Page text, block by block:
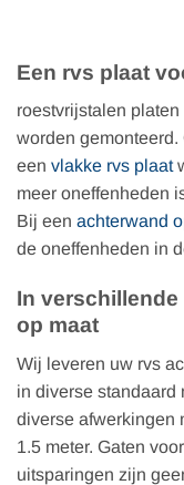
Een rvs plaat
roestvrijstalen
worden
een vlakke rvs plaat
meer oneffenheden
Bij een achterwand
de oneffenheden in
In verschillende
op maat
Wij leveren uw rvs
in diverse standaard
diverse afwerkingen
1.5 meter. Gaten
uitsparingen zijn